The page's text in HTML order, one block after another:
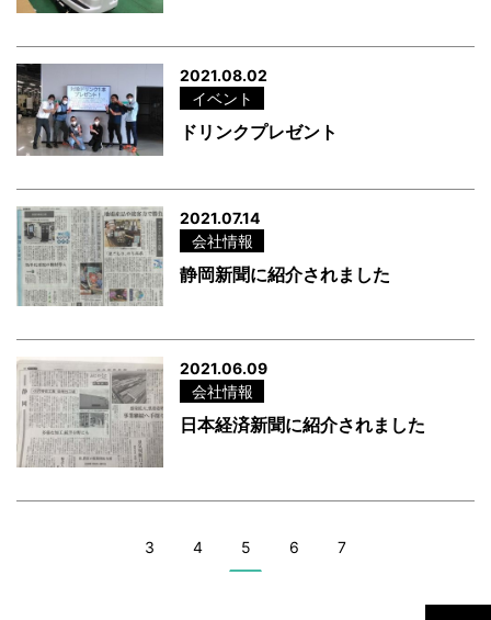
2021.08.02
イベント
ドリンクプレゼント
2021.07.14
会社情報
静岡新聞に紹介されました
2021.06.09
会社情報
日本経済新聞に紹介されました
3 4 5 6 7